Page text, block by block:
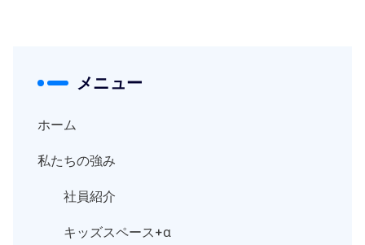
メニュー
ホーム
私たちの強み
社員紹介
キッズスペース+α